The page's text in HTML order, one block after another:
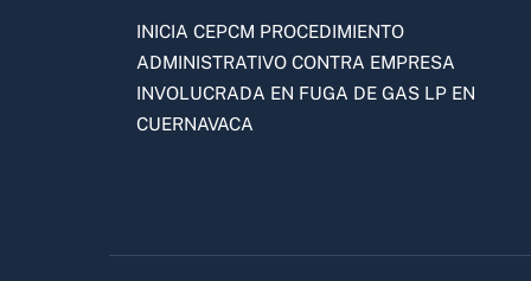
INICIA CEPCM PROCEDIMIENTO
ADMINISTRATIVO CONTRA EMPRESA
INVOLUCRADA EN FUGA DE GAS LP EN
CUERNAVACA